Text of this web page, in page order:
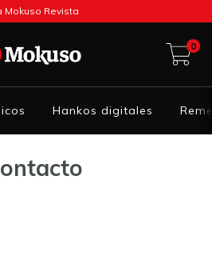
Mokuso Revista
0
Hankos digitales